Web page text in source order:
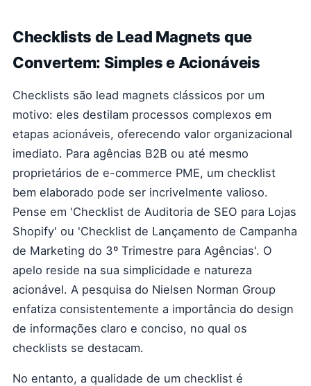
Checklists de Lead Magnets que
Convertem: Simples e Acionáveis
Checklists são lead magnets clássicos por um
motivo: eles destilam processos complexos em
etapas acionáveis, oferecendo valor organizacional
imediato. Para agências B2B ou até mesmo
proprietários de e-commerce PME, um checklist
bem elaborado pode ser incrivelmente valioso.
Pense em 'Checklist de Auditoria de SEO para Lojas
Shopify' ou 'Checklist de Lançamento de Campanha
de Marketing do 3º Trimestre para Agências'. O
apelo reside na sua simplicidade e natureza
acionável. A pesquisa do Nielsen Norman Group
enfatiza consistentemente a importância do design
de informações claro e conciso, no qual os
checklists se destacam.
No entanto, a qualidade de um checklist é